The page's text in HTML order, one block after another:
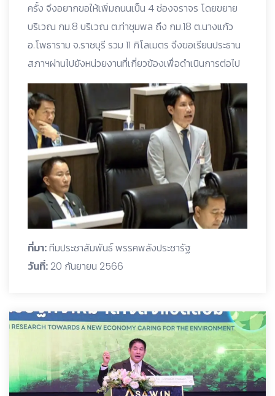
ครั้ง จึงอยากขอให้เพิ่มถนนเป็น 4 ช่องจราจร โดยขยาย
บริเวณ กม.8 บริเวณ ต.ท่าชุมพล ถึง กม.18 ต.นางแก้ว
อ.โพธาราม จ.ราชบุรี รวม 11 กิโลเมตร จึงขอเรียนประธาน
สภาฯผ่านไปยังหน่วยงานที่เกี่ยวข้องเพื่อดำเนินการต่อไป
ที่มา:ทีมประชาสัมพันธ์ พรรคพลังประชารัฐ
วันที่: 20 กันยายน 2566